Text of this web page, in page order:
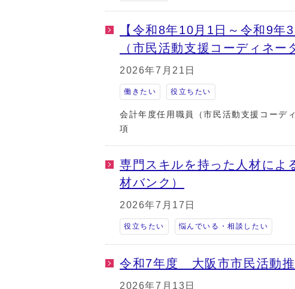
【令和8年10月1日～令和9年
（市民活動支援コーディネー
2026年7月21日
働きたい 役立ちたい
会計年度任用職員（市民活動支援コーデ
項
専門スキルを持った人材によ
材バンク）
2026年7月17日
役立ちたい 悩んでいる・相談したい
令和7年度 大阪市市民活動
2026年7月13日